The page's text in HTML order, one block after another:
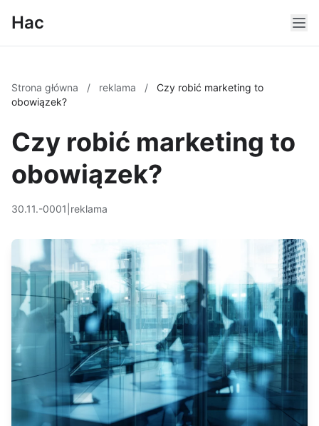
Hac
Strona główna / reklama /
Czy robić marketing to
obowiązek?
Czy robić marketing to
obowiązek?
30.11.-0001 reklama